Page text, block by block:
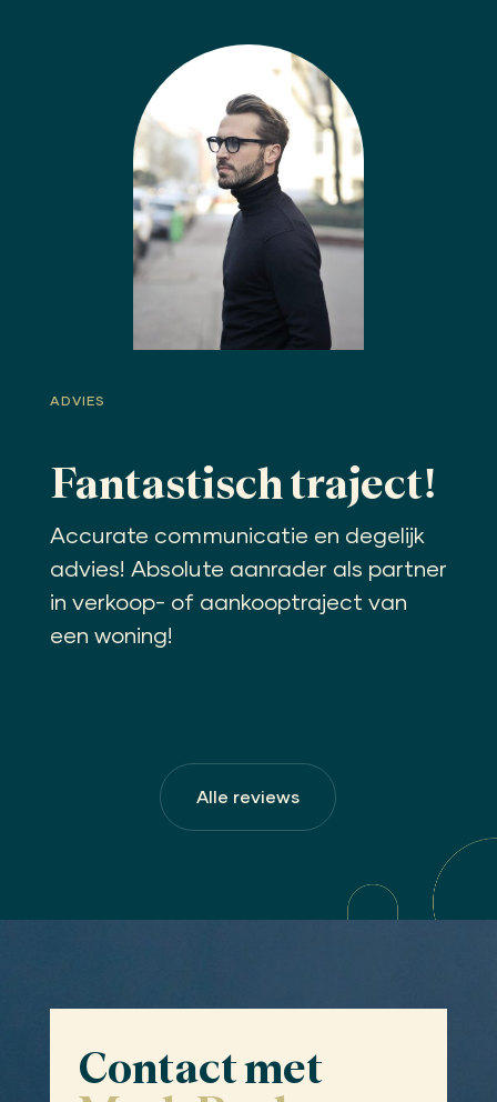
ADVIES
Fantastisch traject!
Accurate communicatie en degelijk
advies! Absolute aanrader als partner
in verkoop- of aankooptraject van
een woning!
Alle reviews
Contact met